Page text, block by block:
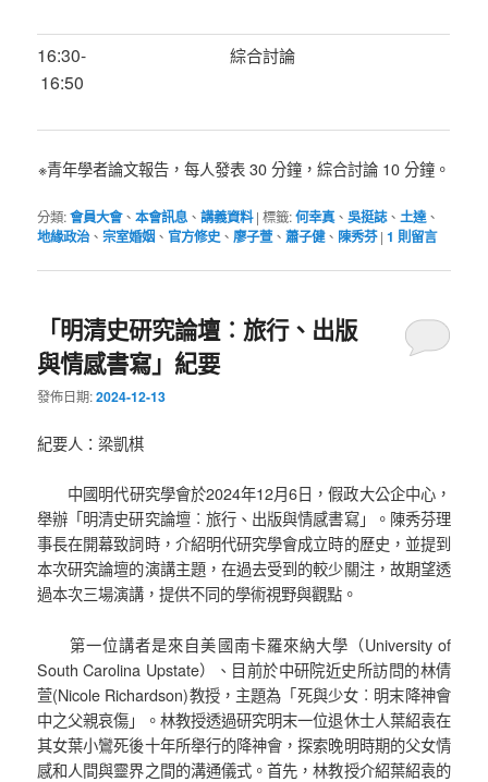
16:30-
16:50
綜合討論
※青年學者論文報告，每人發表 30 分鐘，綜合討論 10 分鐘。
分類:會員大會、本會訊息 、講義資料 |標籤:何幸真、吳挺誌、土達、
地緣政治、宗室婚姻 、 官方修史 、 廖子萱、蕭子健、 陳秀芬 |1 則留言
「明清史研究論壇︰旅行、出版
與情感書寫」紀要
發佈日期:2024-12-13
紀要人：梁凱棋
中國明代研究學會於2024年12月6日，假政大公企中心，
舉辦「明清史研究論壇︰旅行、出版與情感書寫」。陳秀芬理
事長在開幕致詞時，介紹明代研究學會成立時的歷史，並提到
本次研究論壇的演講主題，在過去受到的較少關注，故期望透
過本次三場演講，提供不同的學術視野與觀點。
第一位講者是來自美國南卡羅來納大學（University of
South Carolina Upstate）、目前於中研院近史所訪問的林倩
萱(Nicole Richardson)教授，主題為「死與少女︰明末降神會
中之父親哀傷」。林教授透過研究明末一位退休士人葉紹袁在
其女葉小鸞死後十年所舉行的降神會，探索晚明時期的父女情
感和人間與靈界之間的溝通儀式。首先，林教授介紹葉紹袁的